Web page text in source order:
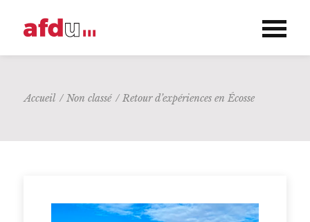
Accueil / Non classé / Retour d’expériences en Écosse